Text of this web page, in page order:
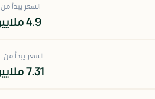
السعر يبدأ من
4.9 ملايين
السعر يبدأ من
7.31 ملايين